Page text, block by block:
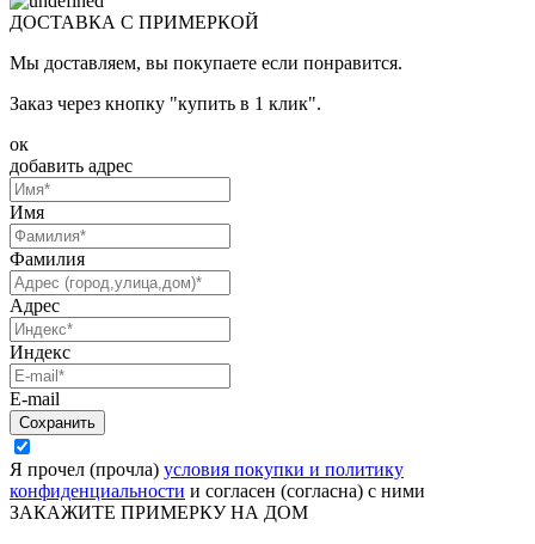
ДОСТАВКА С ПРИМЕРКОЙ
Мы доставляем, вы покупаете если понравится.
Заказ через кнопку "купить в 1 клик".
ок
добавить адрес
Имя
Фамилия
Адрес
Индекс
E-mail
Я прочел (прочла) условия покупки и политику
конфиденциальности и согласен (согласна) с ними
ЗАКАЖИТЕ ПРИМЕРКУ НА ДОМ